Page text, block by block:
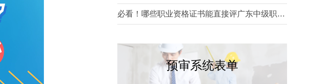
这三个很重要！
必看！哪些职业资格证书能直接评广东中级职
称？
预审系统表单